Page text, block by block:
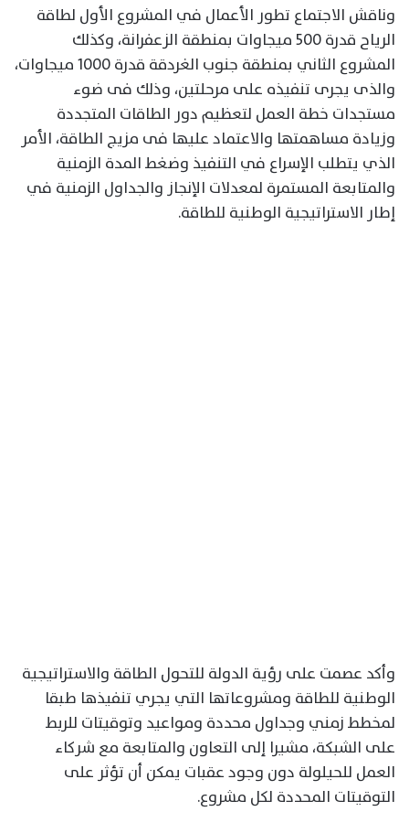
وناقش الاجتماع تطور الأعمال في المشروع الأول لطاقة
الرياح قدرة 500 ميجاوات بمنطقة الزعفرانة، وكذلك
المشروع الثاني بمنطقة جنوب الغردقة قدرة 1000 ميجاوات،
والذى يجرى تنفيذه على مرحلتين، وذلك فى ضوء
مستجدات خطة العمل لتعظيم دور الطاقات المتجددة
وزيادة مساهمتها والاعتماد عليها فى مزيج الطاقة، الأمر
الذي يتطلب الإسراع في التنفيذ وضغط المدة الزمنية
والمتابعة المستمرة لمعدلات الإنجاز والجداول الزمنية في
إطار الاستراتيجية الوطنية للطاقة.
وأكد عصمت على رؤية الدولة للتحول الطاقة والاستراتيجية
الوطنية للطاقة ومشروعاتها التي يجري تنفيذها طبقا
لمخطط زمني وجداول محددة ومواعيد وتوقيتات للربط
على الشبكة، مشيرا إلى التعاون والمتابعة مع شركاء
العمل للحيلولة دون وجود عقبات يمكن أن تؤثر على
التوقيتات المحددة لكل مشروع.